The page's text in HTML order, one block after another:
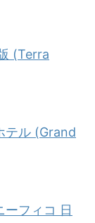
(Terra
テル (Grand
ーフィコ 日